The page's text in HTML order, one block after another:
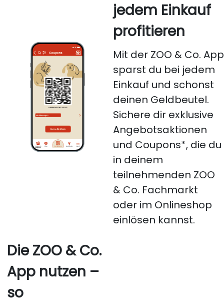
jedem Einkauf
profitieren
Mit der ZOO & Co. App
sparst du bei jedem
Einkauf und schonst
deinen Geldbeutel.
Sichere dir exklusive
Angebotsaktionen
und Coupons*, die du
in deinem
teilnehmenden ZOO
& Co. Fachmarkt
oder im Onlineshop
einlösen kannst.
Die ZOO & Co.
App nutzen –
so